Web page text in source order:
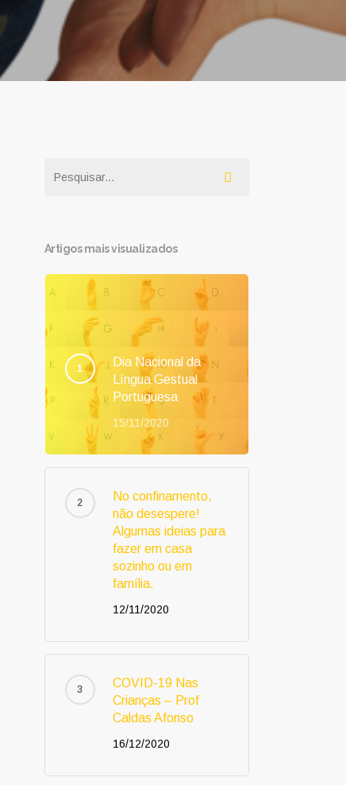
Artigos mais visualizados
Dia Nacional da
Língua Gestual
Portuguesa
15/11/2020
No confinamento,
não desespere!
Algumas ideias para
fazer em casa
sozinho ou em
família.
12/11/2020
COVID-19 Nas
Crianças – Prof
Caldas Afonso
16/12/2020